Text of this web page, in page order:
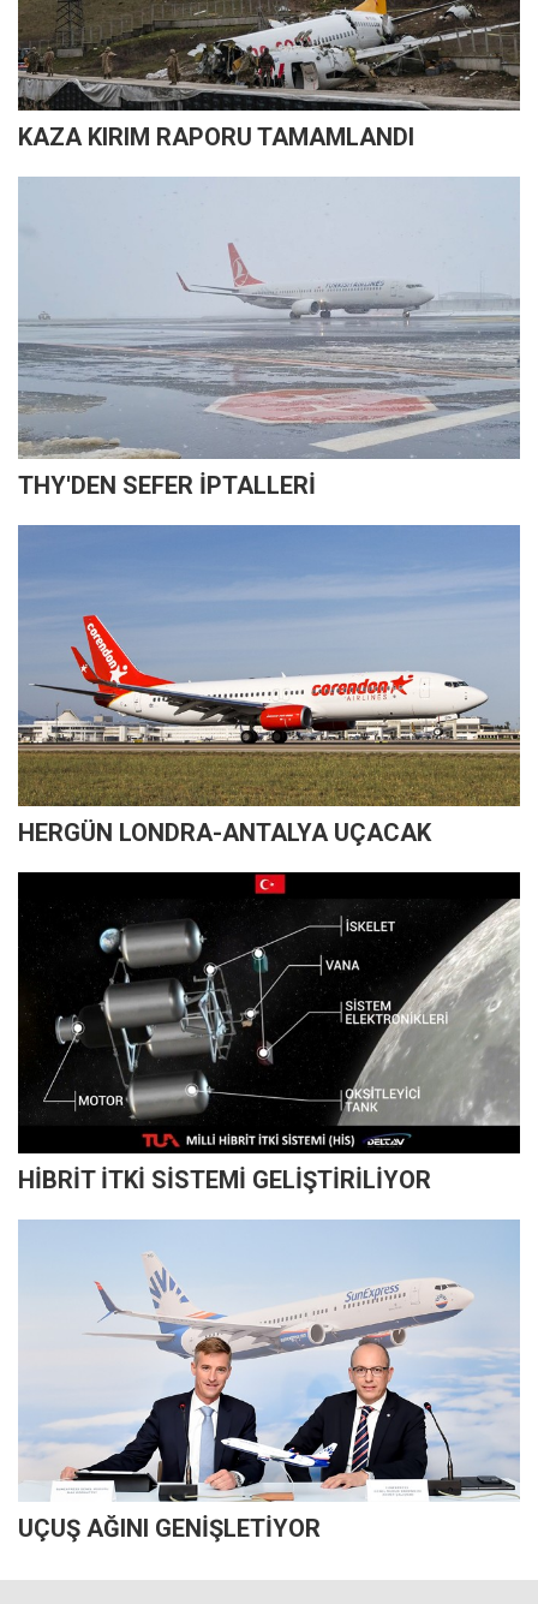
KAZA KIRIM RAPORU TAMAMLANDI
THY'DEN SEFER İPTALLERİ
HERGÜN LONDRA-ANTALYA UÇACAK
HİBRİT İTKİ SİSTEMİ GELİŞTİRİLİYOR
UÇUŞ AĞINI GENİŞLETİYOR